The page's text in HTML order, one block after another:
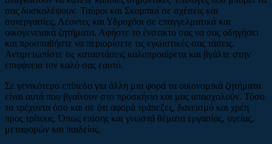
σας δυσκολέψουν. Ταύροι και Σκορπιοί σε σχέσεις και
συνεργασίες, Λέοντες και Υδροχόοι σε επαγγελματικά και
οικογενειακά ζητήματα. Αφήστε το ένστικτο σας να σας οδηγήσει
και προσπαθήστε να περιορίσετε τις εγωιστικές σας τάσεις.
Αντιμετωπίστε τις καταστάσεις καλοπροαίρετα και βγάλτε στην
επιφάνεια τον καλό σας εαυτό.
Σε γενικότερο επίπεδο για άλλη μια φορά τα οικονομικά ζητήματα
είναι αυτά που βγαίνουν στο προσκήνιο και μας απασχολούν. Τόσο
τα τρέχοντα όσο και σε ότι αφορά τράπεζες, δανεισμό και χρέη
προς τρίτους. Όπως επίσης και γνωστά θέματα εργασίας, υγείας,
μεταφορών και παιδείας.